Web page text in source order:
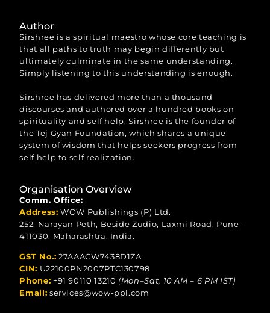
Author
Sirshree is a spiritual maestro whose core teaching is
that all paths to truth may begin differently but
ultimately culminate in the same understanding.
Simply listening to this understanding is enough.
Sirshree has delivered more than a thousand
discourses and authored over a hundred books on
spirituality and self help. Sirshree is the founder of
the Tej Gyan Foundation, which shares a unique
system of wisdom that helps seekers progress from
self help to self realization.
Organisation Overview
Comm. Office:
Address: WOW Publishings (P) Ltd.
252, Narayan Peth, Beside Zudio, Laxmi Road, Pune –
411030, Maharashtra, India.
GST No.: 27AAACW7438D1ZA
CIN: U22100PN2007PTC130798
Phone: +91 90110 13210 (Mon–Sat, 10 AM – 6 PM IST)
Email: services@wow-ppl.com